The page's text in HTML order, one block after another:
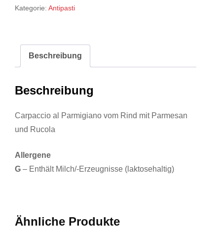
Kategorie: Antipasti
Beschreibung
Beschreibung
Carpaccio al Parmigiano vom Rind mit Parmesan
und Rucola
Allergene
G – Enthält Milch/-Erzeugnisse (laktosehaltig)
Ähnliche Produkte